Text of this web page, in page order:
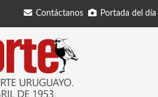
Contáctanos Portada del día